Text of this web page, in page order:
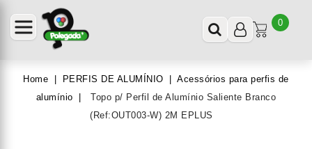
0
Home PERFIS DE ALUMÍNIO
Acessórios para perfis de
alumínio
Topo p/ Perfil de Alumínio Saliente Branco
(Ref:OUT003-W) 2M EPLUS